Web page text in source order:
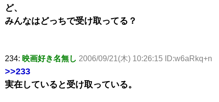
ど、
みんなはどっちで受け取ってる？
234: 映画好き名無し 2006/09/21(木) 10:26:15 ID:w6aRkq+n
>>233
実在していると受け取っている。